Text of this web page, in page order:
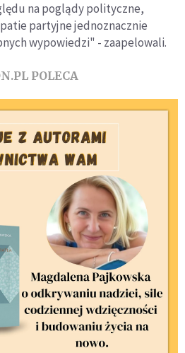
na poglądy polityczne,
partyjne jednoznacznie
wypowiedzi" - zaapelowali.
POLECA